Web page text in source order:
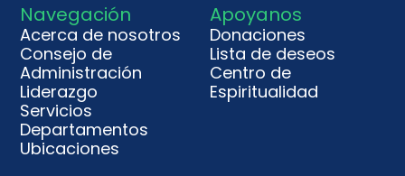
Navegación
Acerca de nosotros
Consejo de
Administración
Liderazgo
Servicios
Departamentos
Ubicaciones
Apoyanos
Donaciones
Lista de deseos
Centro de
Espiritualidad